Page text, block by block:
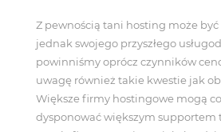
Z pewnością tani hosting może
jednak swojego przyszłego
powinniśmy oprócz czynników
uwagę również takie kwestie jak
Większe firmy hostingowe mogą
dysponować większym supportem